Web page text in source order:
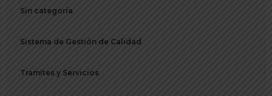
Sin categoría
Sistema de Gestión de Calidad
Tramites y Servicios